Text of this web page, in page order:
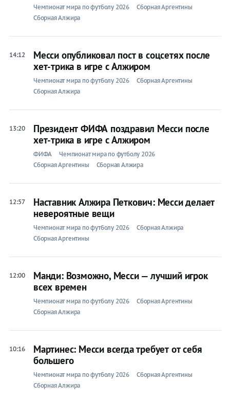
Чемпионат мира по футболу 2026
Сборная Аргентины
Сборная Алжира
14:12
Месси опубликовал пост в соцсетях после
хет-трика в игре с Алжиром
Чемпионат мира по футболу 2026
Сборная Аргентины
Сборная Алжира
13:20
Президент ФИФА поздравил Месси после
хет-трика в игре с Алжиром
ФИФА
Чемпионат мира по футболу 2026
Сборная Аргентины
Сборная Алжира
12:57
Наставник Алжира Петкович: Месси делает
невероятные вещи
Чемпионат мира по футболу 2026
Сборная Алжира
Сборная Аргентины
12:00
Манди: Возможно, Месси — лучший игрок
всех времен
Чемпионат мира по футболу 2026
Сборная Аргентины
Сборная Алжира
10:16
Мартинес: Месси всегда требует от себя
большего
Чемпионат мира по футболу 2026
Сборная Аргентины
Сборная Алжира